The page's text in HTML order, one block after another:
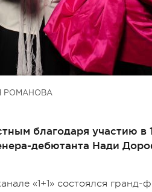
РОМАНОВА
благодаря участию в
дебютанта Нади
«1+1» состоялся гранд-